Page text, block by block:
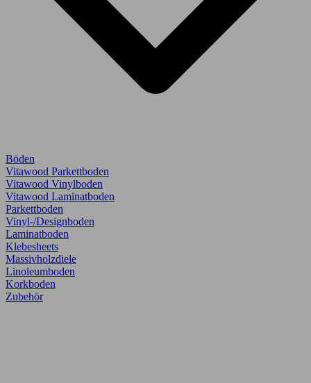
Böden
Vitawood Parkettboden
Vitawood Vinylboden
Vitawood Laminatboden
Parkettboden
Vinyl-/Designboden
Laminatboden
Klebesheets
Massivholzdiele
Linoleumboden
Korkboden
Zubehör